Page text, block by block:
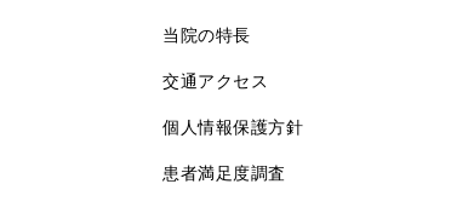
当院の特長
交通アクセス
個人情報保護方針
患者満足度調査